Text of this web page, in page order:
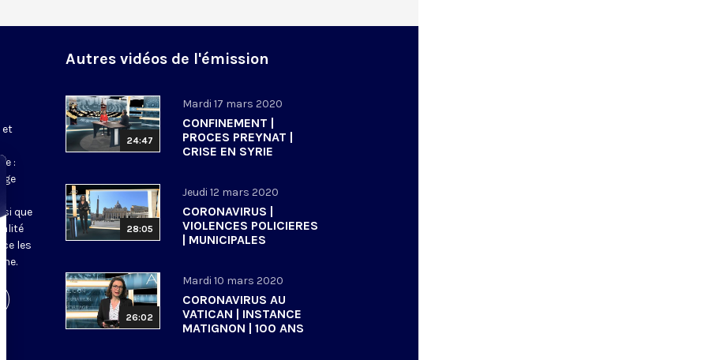
et
:
que
les
Autres vidéos de l'émission
24:47
Mardi 17 mars 2020
CONFINEMENT |
PROCES PREYNAT |
CRISE EN SYRIE
28:05
Jeudi 12 mars 2020
CORONAVIRUS |
VIOLENCES POLICIERES
| MUNICIPALES
26:02
Mardi 10 mars 2020
CORONAVIRUS AU
VATICAN | INSTANCE
MATIGNON | 100 ANS